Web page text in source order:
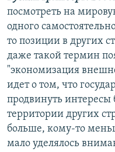
посмотреть на
одного
то позиции в других
даже такой термин
"экономизация
идет о том, что
продвинуть интересы
территории других
больше, кому-то
мало уделялось